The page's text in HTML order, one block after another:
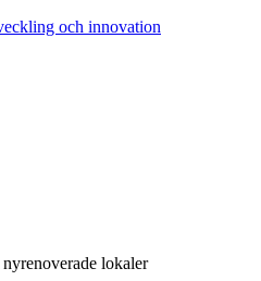
och innovation
lokaler